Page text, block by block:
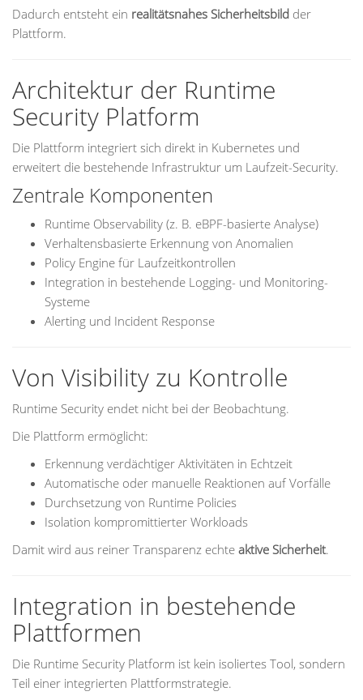
Dadurch entsteht ein realitätsnahes Sicherheitsbild der
Plattform.
Architektur der Runtime
Security Platform
Die Plattform integriert sich direkt in Kubernetes und
erweitert die bestehende Infrastruktur um Laufzeit-Security.
Zentrale Komponenten
Runtime Observability (z. B. eBPF-basierte Analyse)
Verhaltensbasierte Erkennung von Anomalien
Policy Engine für Laufzeitkontrollen
Integration in bestehende Logging- und Monitoring-
Systeme
Alerting und Incident Response
Von Visibility zu Kontrolle
Runtime Security endet nicht bei der Beobachtung.
Die Plattform ermöglicht:
Erkennung verdächtiger Aktivitäten in Echtzeit
Automatische oder manuelle Reaktionen auf Vorfälle
Durchsetzung von Runtime Policies
Isolation kompromittierter Workloads
Damit wird aus reiner Transparenz echte aktive Sicherheit.
Integration in bestehende
Plattformen
Die Runtime Security Platform ist kein isoliertes Tool, sondern
Teil einer integrierten Plattformstrategie.